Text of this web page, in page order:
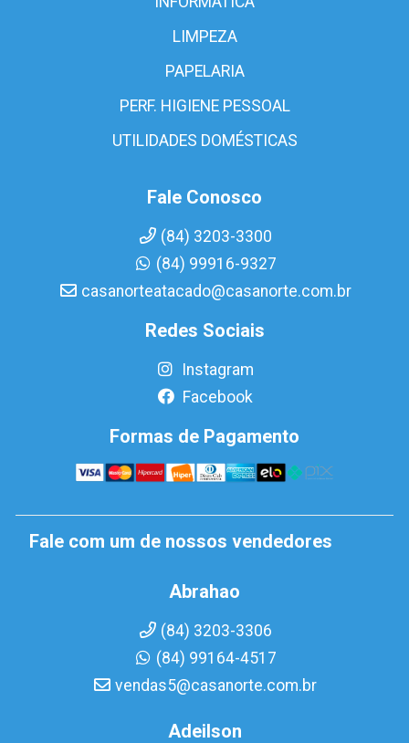
LIMPEZA
PAPELARIA
PERF. HIGIENE PESSOAL
UTILIDADES DOMÉSTICAS
Fale Conosco
(84) 3203-3300
(84) 99916-9327
casanorteatacado@casanorte.com.br
Redes Sociais
Instagram
Facebook
Formas de Pagamento
Fale com um de nossos vendedores
Abrahao
(84) 3203-3306
(84) 99164-4517
vendas5@casanorte.com.br
Adeilson